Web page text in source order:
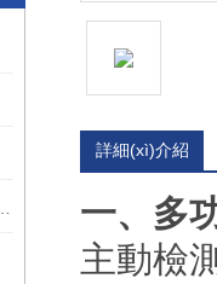
詳細(xì)介紹
一、多
主動檢